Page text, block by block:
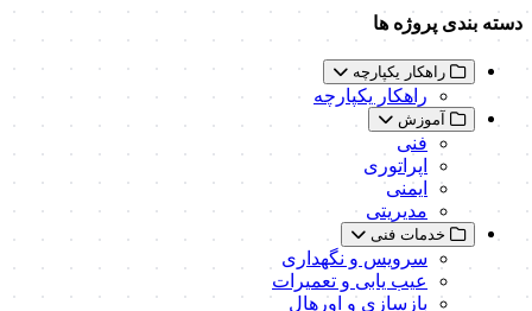
دسته بندی پروژه ها
راهکار یکپارچه
راهکار یکپارچه
آموزش
فنی
اپراتوری
ایمنی
مدیریتی
خدمات فنی
سرویس و نگهداری
عیب یابی و تعمیرات
بازسازی و اورهال